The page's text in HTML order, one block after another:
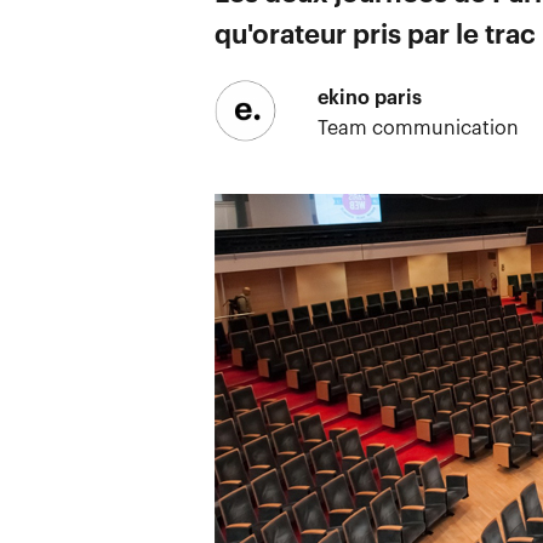
qu'orateur pris par le trac
ekino paris
Team communication